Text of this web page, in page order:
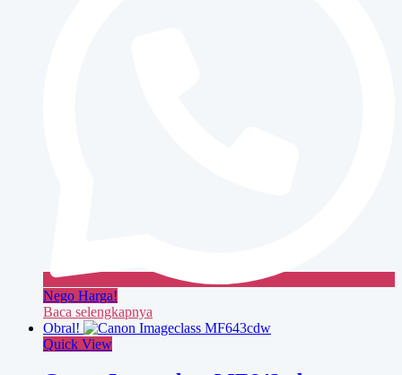
Nego Harga!
Baca selengkapnya
Obral!
Quick View